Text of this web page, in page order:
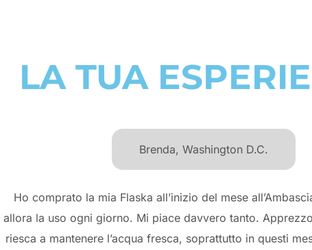
LA TUA
Brenda, Washington D.C.
Ho comprato la mia Flaska all’inizio del mese
allora la uso ogni giorno. Mi piace davvero tanto.
riesca a mantenere l’acqua fresca, soprattutto in questi